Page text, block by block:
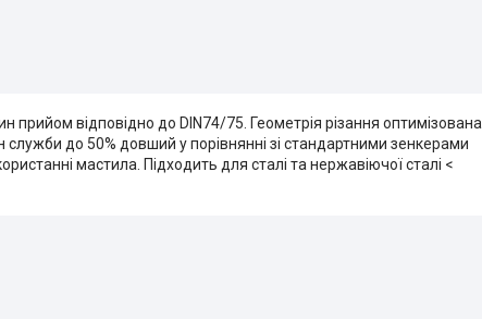
прийом відповідно до DIN74/75. Геометрія різання оптимізована
служби до 50% довший у порівнянні зі стандартними зенкерами
мастила. Підходить для сталі та нержавіючої сталі <